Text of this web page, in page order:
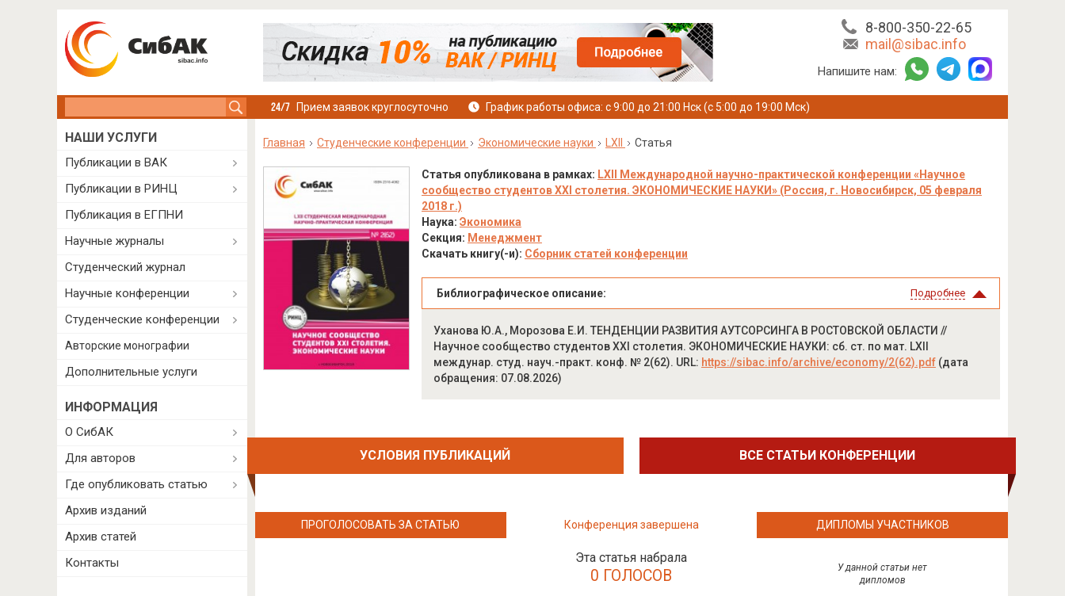
8-800-350-22-65
mail@sibac.info
Напишите нам:
Прием заявок круглосуточно График работы офиса: с 9:00 до 21:00 Нск (с 5:00 до 19:00 Мск)
Главная Студенческие конференции Экономические науки LXII Статья
Статья опубликована в рамках: LXII Международной научно-практической конференции «Научное
сообщество студентов XXI столетия. ЭКОНОМИЧЕСКИЕ НАУКИ» (Россия, г. Новосибирск, 05 февраля
2018 г.)
Наука: Экономика
Секция: Менеджмент
Скачать книгу(-и): Сборник статей конференции
Библиографическое описание: Подробнее
Уханова Ю.А., Морозова Е.И. ТЕНДЕНЦИИ РАЗВИТИЯ АУТСОРСИНГА В РОСТОВСКОЙ ОБЛАСТИ //
Научное сообщество студентов XXI столетия. ЭКОНОМИЧЕСКИЕ НАУКИ: сб. ст. по мат. LXII
междунар. студ. науч.-практ. конф. № 2(62). URL: https://sibac.info/archive/economy/2(62).pdf(дата
обращения: 07.08.2026)
УСЛОВИЯ ПУБЛИКАЦИЙ ВСЕ СТАТЬИ КОНФЕРЕНЦИИ
ПРОГОЛОСОВАТЬ ЗА СТАТЬЮ Конференция завершена
Эта статья набрала
0 ГОЛОСОВ
ДИПЛОМЫ УЧАСТНИКОВ
У данной статьи нет
дипломов
НАШИ УСЛУГИ
Публикации в ВАК
Публикации в РИНЦ
Публикация в ЕГПНИ
Научные журналы
Студенческий журнал
Научные конференции
Студенческие конференции
Авторские монографии
Дополнительные услуги
ИНФОРМАЦИЯ
О СибАК
Для авторов
Где опубликовать статью
Архив изданий
Архив статей
Контакты